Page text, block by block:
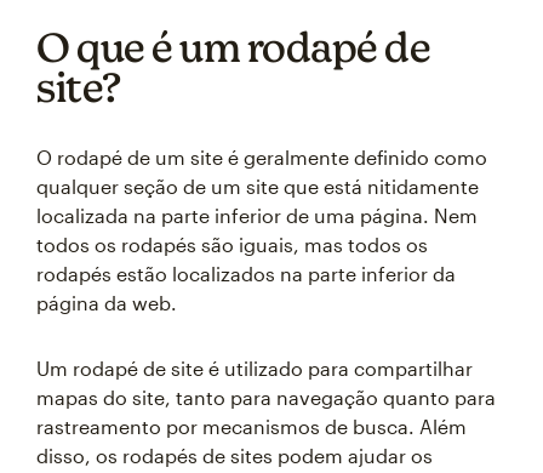
O que é um rodapé de
site?
O rodapé de um site é geralmente definido como
qualquer seção de um site que está nitidamente
localizada na parte inferior de uma página. Nem
todos os rodapés são iguais, mas todos os
rodapés estão localizados na parte inferior da
página da web.
Um rodapé de site é utilizado para compartilhar
mapas do site, tanto para navegação quanto para
rastreamento por mecanismos de busca. Além
disso, os rodapés de sites podem ajudar os